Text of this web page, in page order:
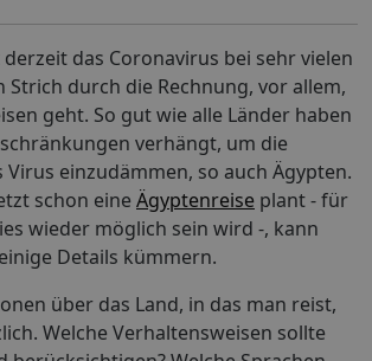
das Coronavirus bei sehr vielen
Strich durch die Rechnung, vor allem,
geht. So gut wie alle Länder haben
verhängt, um die
einzudämmen, so auch Ägypten.
schon eine Ägyptenreise plant - für
wieder möglich sein wird -, kann
Details kümmern.
über das Land, in das man reist,
Welche Verhaltensweisen sollte